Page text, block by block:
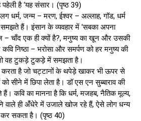
है ‘यह संसार। (पृष्ठ 39)
जन्म – मरण, ईश्वर – अल्लाह, गॉड, धर्म
हैं। इंसान के व्यवहार में ‘सबका अपना
– चाँद एक ही क्यों है?, मनुष्य का खून और उसकी
निष्ठा – भरोसा और समर्पण को हर मनुष्य की
वह टुकड़े टुकड़े में समझता है।
करता है जो चट्टानों के थपेड़े खाकर भी ऊपर से
सीने में छिपा लेता है। डॉ एस एन सुब्बाराव की
कवि का मानना है कि धर्म, मजहब, नैतिक मूल्य,
वाले ही अंँधेरे में उजाले खोज रहे हैं, ऐसे लोग धन्य
कर सकता है। (पृष्ठ 40)